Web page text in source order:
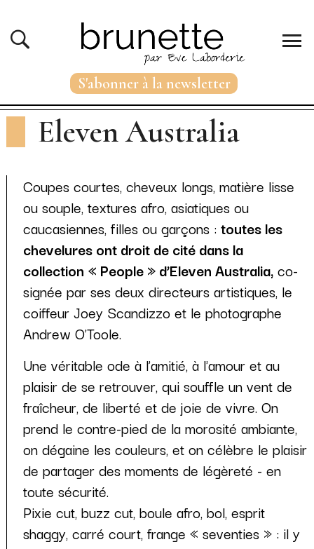
Eleven Australia
Coupes courtes, cheveux longs, matière lisse
ou souple, textures afro, asiatiques ou
caucasiennes, filles ou garçons :toutes les
chevelures ont droit de cité dans la
collection « People » d’Eleven Australia,co-
signée par ses deux directeurs artistiques, le
coiffeur Joey Scandizzo et le photographe
Andrew O’Toole.
Une véritable ode à l’amitié, à l'amour et au
plaisir de se retrouver, qui souffle un vent de
fraîcheur, de liberté et de joie de vivre. On
prend le contre-pied de la morosité ambiante,
on dégaine les couleurs, et on célèbre le plaisir
de partager des moments de légèreté - en
toute sécurité.
Pixie cut, buzz cut, boule afro, bol, esprit
shaggy, carré court, frange « seventies » : il y
S'abonner à la newsletter